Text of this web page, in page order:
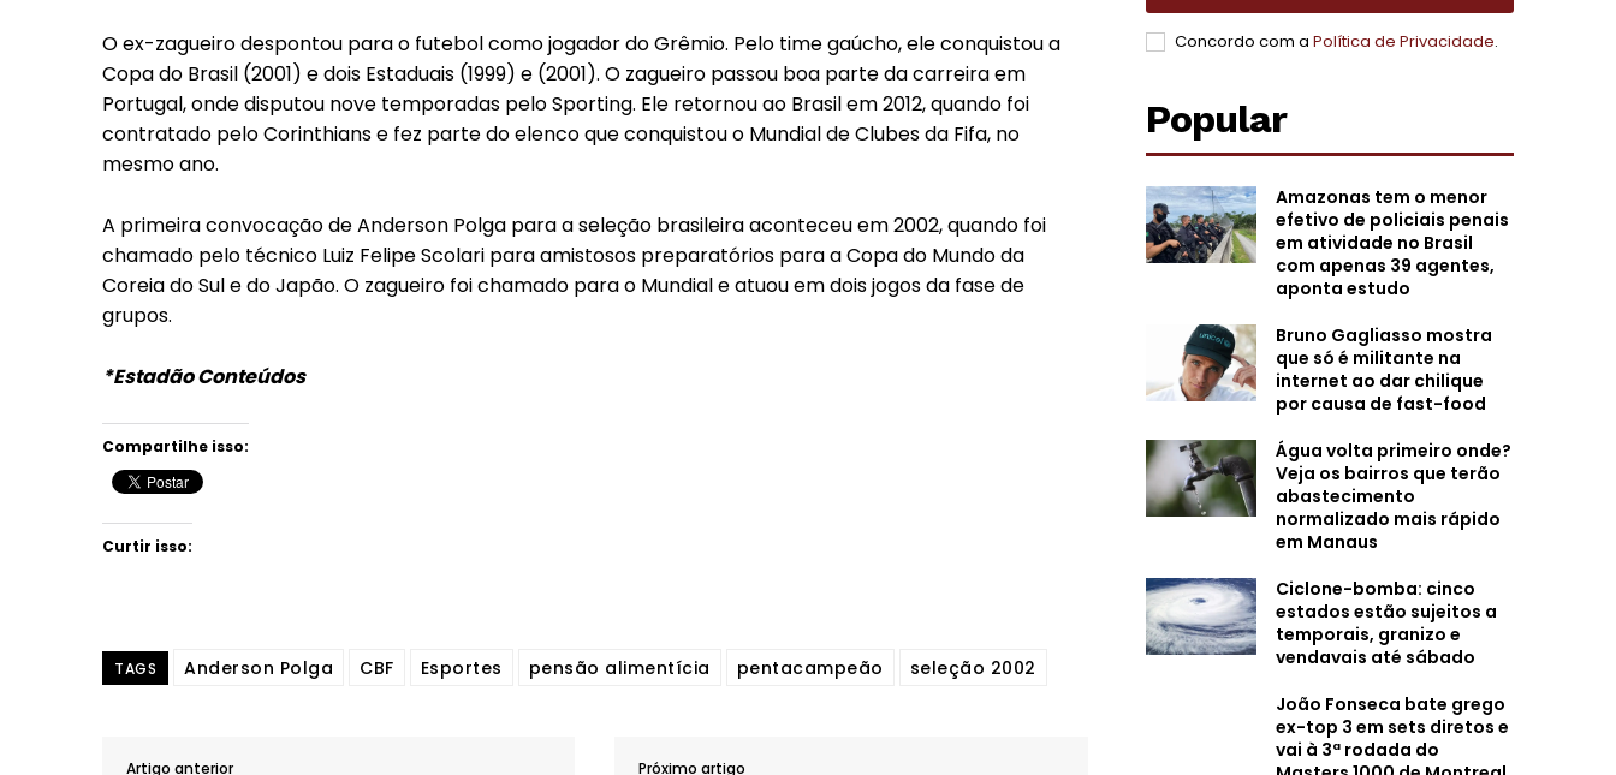
O ex-zagueiro despontou para o futebol como jogador do Grêmio. Pelo time gaúcho, ele conquistou a
Copa do Brasil (2001) e dois Estaduais (1999) e (2001). O zagueiro passou boa parte da carreira em
Portugal, onde disputou nove temporadas pelo Sporting. Ele retornou ao Brasil em 2012, quando foi
contratado pelo Corinthians e fez parte do elenco que conquistou o Mundial de Clubes da Fifa, no
mesmo ano.
A primeira convocação de Anderson Polga para a seleção brasileira aconteceu em 2002, quando foi
chamado pelo técnico Luiz Felipe Scolari para amistosos preparatórios para a Copa do Mundo da
Coreia do Sul e do Japão. O zagueiro foi chamado para o Mundial e atuou em dois jogos da fase de
grupos.
*Estadão Conteúdos
Compartilhe isso:
Curtir isso:
TAGS Anderson Polga CBF Esportes pensão alimentícia pentacampeão seleção 2002
Artigo anterior Próximo artigo
Concordo com a Política de Privacidade.
Popular
Amazonas tem o menor
efetivo de policiais penais
em atividade no Brasil
com apenas 39 agentes,
aponta estudo
Bruno Gagliasso mostra
que só é militante na
internet ao dar chilique
por causa de fast-food
Água volta primeiro onde?
Veja os bairros que terão
abastecimento
normalizado mais rápido
em Manaus
Ciclone-bomba: cinco
estados estão sujeitos a
temporais, granizo e
vendavais até sábado
João Fonseca bate grego
ex-top 3 em sets diretos e
vai à 3ª rodada do